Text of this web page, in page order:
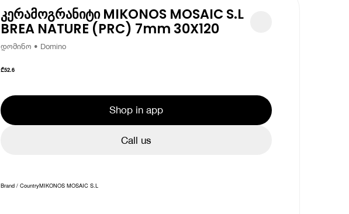
კერამოგრანიტი MIKONOS MOSAIC S.L
BREA NATURE (PRC) 7mm 30X120
დომინო • Domino
₾52.6
Shop in app
Call us
Brand / CountryMIKONOS MOSAIC S.L